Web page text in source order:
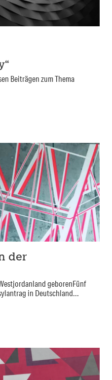
Beiträgen zum Thema
der
geborenFünf
in Deutschland...